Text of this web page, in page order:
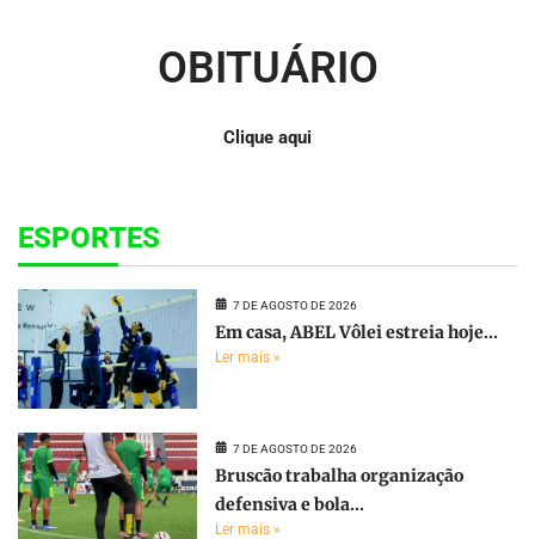
OBITUÁRIO
Clique aqui
ESPORTES
7 DE AGOSTO DE 2026
Em casa, ABEL Vôlei estreia hoje...
Ler mais »
7 DE AGOSTO DE 2026
Bruscão trabalha organização
defensiva e bola...
Ler mais »